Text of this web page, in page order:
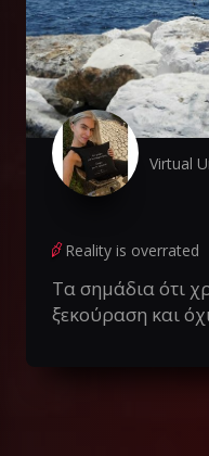
Virtual
Reality is overrated
Τα σημάδια ότι
ξεκούραση και